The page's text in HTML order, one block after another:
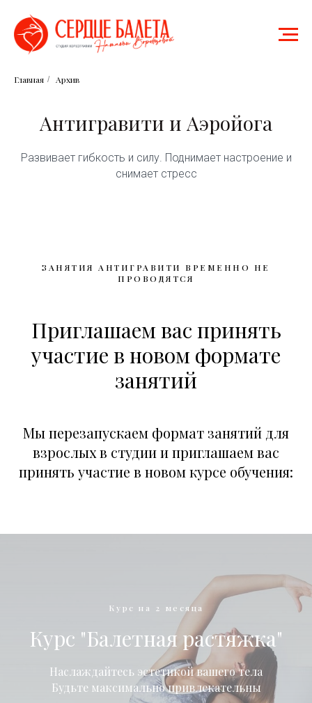
Главная / Архив
Антигравити и Аэройога
Развивает гибкость и силу. Поднимает настроение и
снимает стресс
ЗАНЯТИЯ АНТИГРАВИТИ ВРЕМЕННО НЕ
ПРОВОДЯТСЯ
Приглашаем вас принять
участие в новом формате
занятий
Мы перезапускаем формат занятий для
взрослых в студии и приглашаем вас
принять участие в новом курсе обучения:
Курс на 2 месяца
Курс "Балетная растяжка"
Наслаждайтесь эстетикой вашего тела
Будьте максимально привлекательны